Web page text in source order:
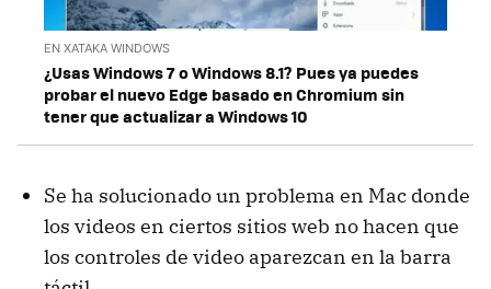
EN XATAKA WINDOWS
¿Usas Windows 7 o Windows 8.1? Pues ya puedes
probar el nuevo Edge basado en Chromium sin
tener que actualizar a Windows 10
Se ha solucionado un problema en Mac donde
los videos en ciertos sitios web no hacen que
los controles de video aparezcan en la barra